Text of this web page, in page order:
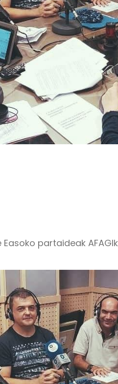
partaideak